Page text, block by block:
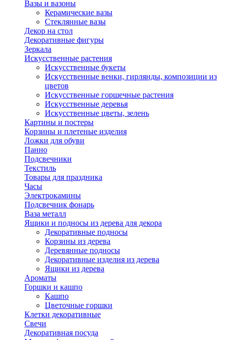
Вазы и вазоны
Керамические вазы
Стеклянные вазы
Декор на стол
Декоративные фигуры
Зеркала
Искусственные растения
Искусственные букеты
Искусственные венки, гирлянды, композиции из
цветов
Искусственные горшечные растения
Искусственные деревья
Искусственные цветы, зелень
Картины и постеры
Корзины и плетеные изделия
Ложки для обуви
Панно
Подсвечники
Текстиль
Товары для праздника
Часы
Электрокамины
Подсвечник фонарь
Ваза металл
Ящики и подносы из дерева для декора
Декоративные подносы
Корзины из дерева
Деревянные подносы
Декоративные изделия из дерева
Ящики из дерева
Ароматы
Горшки и кашпо
Кашпо
Цветочные горшки
Клетки декоративные
Свечи
Декоративная посуда